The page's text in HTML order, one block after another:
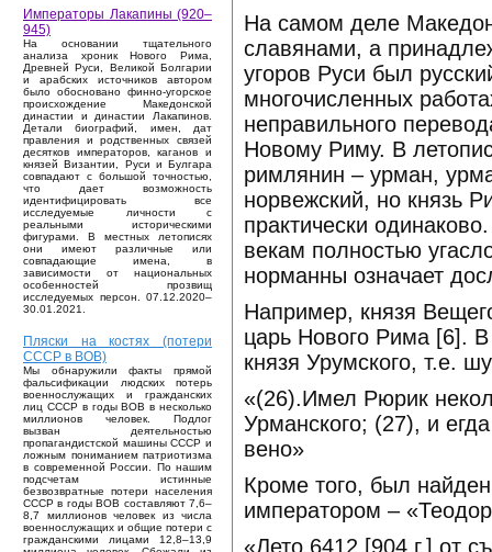
Императоры Лакапины (920–
945)
На основании тщательного
анализа хроник Нового Рима,
Древней Руси, Великой Болгарии
и арабских источников автором
было обосновано финно-угорское
происхождение Македонской
династии и династии Лакапинов.
Детали биографий, имен, дат
правления и родственных связей
десятков императоров, каганов и
князей Византии, Руси и Булгара
совпадают с большой точностью,
что дает возможность
идентифицировать все
исследуемые личности с
реальными историческими
фигурами. В местных летописях
они имеют различные или
совпадающие имена, в
зависимости от национальных
особенностей прозвищ
исследуемых персон. 07.12.2020–
30.01.2021.
Пляски на костях (потери
СССР в ВОВ)
Мы обнаружили факты прямой
фальсификации людских потерь
военнослужащих и гражданских
лиц СССР в годы ВОВ в несколько
миллионов человек. Подлог
вызван деятельностью
пропагандистской машины СССР и
ложным пониманием патриотизма
в современной России. По нашим
подсчетам истинные
безвозвратные потери населения
СССР в годы ВОВ составляют 7,6–
8,7 миллионов человек из числа
военнослужащих и общие потери с
гражданскими лицами 12,8–13,9
На самом деле
славянами, а
угоров Руси был
многочисленных
неправильного
Новому Риму. В
римлянин – урман,
норвежский, но князь
практически
векам полностью
норманны означает
Например, князя
царь Нового Рима [6].
князя Урумского, т.е.
«(26).Имел Рюрик
Урманского; (27), и
вено»
Кроме того, был
императором –
«Лето 6412 [904 г.] от